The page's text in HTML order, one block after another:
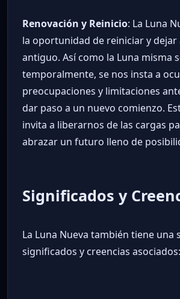
Renovación y Reinicio: La Luna
la oportunidad de reiniciar y dejar
antiguo. Así como la Luna misma
temporalmente, se nos insta a
preocupaciones y limitaciones
dar paso a un nuevo comienzo.
invita a liberarnos de las cargas
abrazar un futuro lleno de
Significados y
La Luna Nueva también tiene una
significados y creencias asociados: